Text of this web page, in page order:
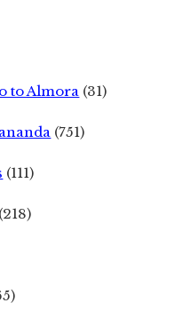
to Almora (31)
(751)
(111)
(218)